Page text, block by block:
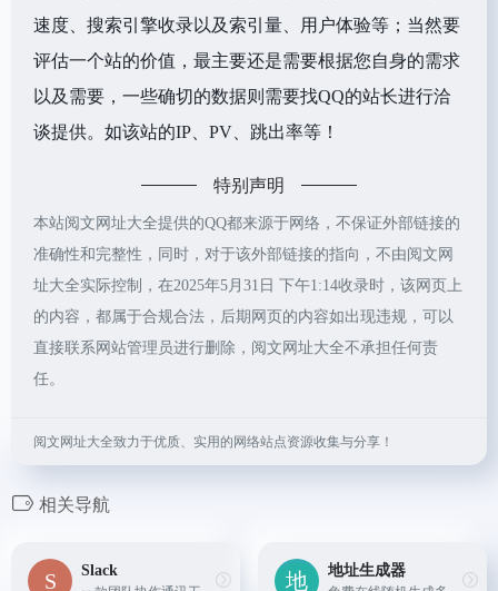
速度、搜索引擎收录以及索引量、用户体验等；当然要
评估一个站的价值，最主要还是需要根据您自身的需求
以及需要，一些确切的数据则需要找QQ的站长进行洽
谈提供。如该站的IP、PV、跳出率等！
特别声明
本站阅文网址大全提供的QQ都来源于网络，不保证外部链接的
准确性和完整性，同时，对于该外部链接的指向，不由阅文网
址大全实际控制，在2025年5月31日 下午1:14收录时，该网页上
的内容，都属于合规合法，后期网页的内容如出现违规，可以
直接联系网站管理员进行删除，阅文网址大全不承担任何责
任。
阅文网址大全致力于优质、实用的网络站点资源收集与分享！
相关导航
Slack 地址生成器